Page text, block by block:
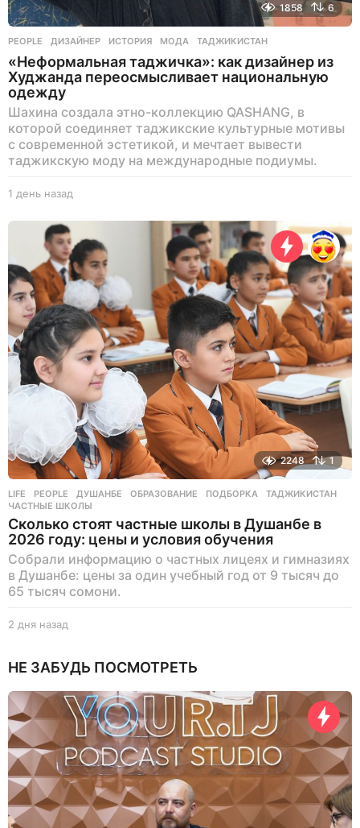
1858 6
PEOPLE ДИЗАЙНЕР ,ИСТОРИЯ ,МОДА ,ТАДЖИКИСТАН
«Неформальная таджичка»: как дизайнер из
Худжанда переосмысливает национальную
одежду
Шахина создала этно-коллекцию QASHANG, в
которой соединяет таджикские культурные мотивы
с современной эстетикой, и мечтает вывести
таджикскую моду на международные подиумы.
1 день назад
е
н
н
а
з
а
д
2248 1
LIFE ,PEOPLE ДУШАНБЕ ,ОБРАЗОВАНИЕ ,ПОДБОРКА ,ТАДЖИКИСТАН
ЧАСТНЫЕ ШКОЛЫ
Сколько стоят частные школы в Душанбе в
2026 году: цены и условия обучения
Собрали информацию о частных лицеях и гимназиях
в Душанбе: цены за один учебный год от 9 тысяч до
65 тысяч сомони.
2 дня назад
я
а
з
д
НЕ ЗАБУДЬ ПОСМОТРЕТЬ